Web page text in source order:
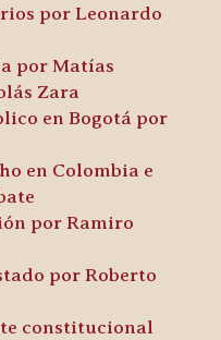
por Leonardo
por Matías
Zara
en Bogotá por
en Colombia e
por Ramiro
por Roberto
constitucional